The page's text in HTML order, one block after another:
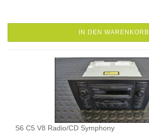
IN DEN WARENKORB
S6 C5 V8 Radio/CD Symphony